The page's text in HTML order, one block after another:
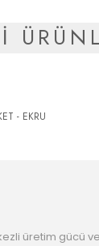
- EKRU
üretim gücü